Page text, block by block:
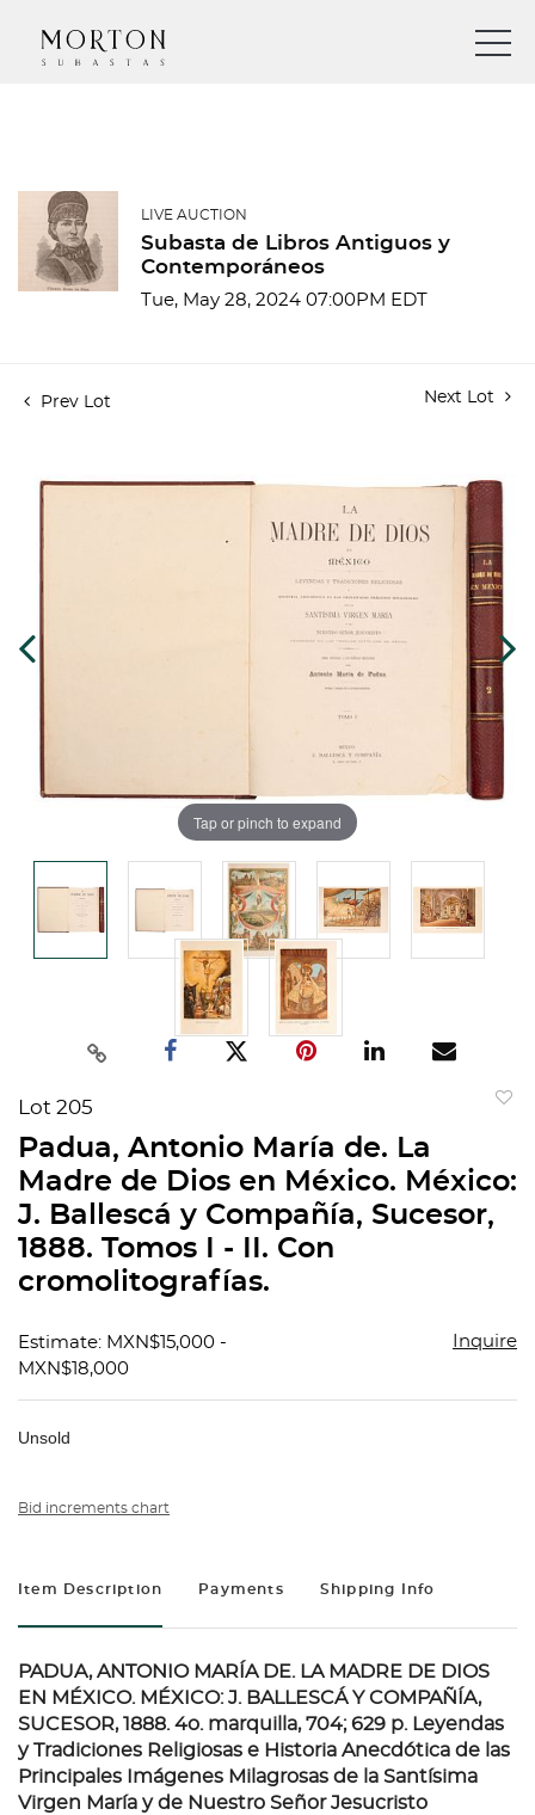
LIVE AUCTION
Subasta de Libros Antiguos y
Contemporáneos
Tue, May 28, 2024 07:00PM EDT
Prev Lot Next Lot
Tap or pinch to expand
Lot 205
Padua, Antonio María de. La
Madre de Dios en México. México:
J. Ballescá y Compañía, Sucesor,
1888. Tomos I - II. Con
cromolitografías.
Estimate: MXN$15,000 -
MXN$18,000
Inquire
Unsold
Bid increments chart
Item Description Payments Shipping Info
PADUA, ANTONIO MARÍA DE. LA MADRE DE DIOS
EN MÉXICO. MÉXICO: J. BALLESCÁ Y COMPAÑÍA,
SUCESOR, 1888. 4o. marquilla, 704; 629 p. Leyendas
y Tradiciones Religiosas e Historia Anecdótica de las
Principales Imágenes Milagrosas de la Santísima
Virgen María y de Nuestro Señor Jesucristo